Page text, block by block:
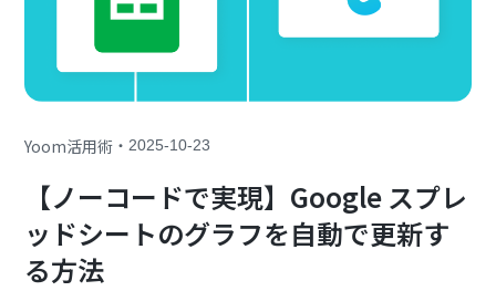
Yoom活用術 ・2025-10-23
【ノーコードで実現】Google スプレ
ッドシートのグラフを自動で更新す
る方法